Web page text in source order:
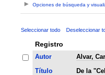
Opciones de búsqueda y
Seleccionar todo Deseleccionar
Registro
Autor
Alvar,
Título
De la